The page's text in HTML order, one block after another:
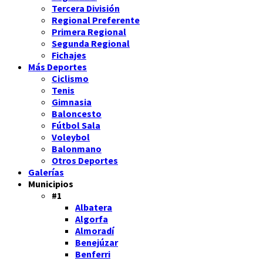
Tercera División
Regional Preferente
Primera Regional
Segunda Regional
Fichajes
Más Deportes
Ciclismo
Tenis
Gimnasia
Baloncesto
Fútbol Sala
Voleybol
Balonmano
Otros Deportes
Galerías
Municipios
#1
Albatera
Algorfa
Almoradí
Benejúzar
Benferri